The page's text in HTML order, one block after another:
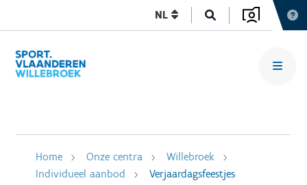
NL
Home Onze centra
Willebroek
Individueel aanbod
Verjaardagsfeestjes